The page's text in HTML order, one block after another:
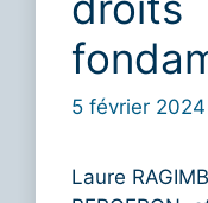
5 février 2024
Laure